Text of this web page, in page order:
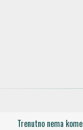
Trenutno nema